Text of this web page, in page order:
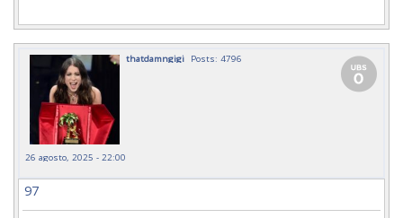
thatdamngigi Posts: 4796
26 agosto, 2025 - 22:00
97